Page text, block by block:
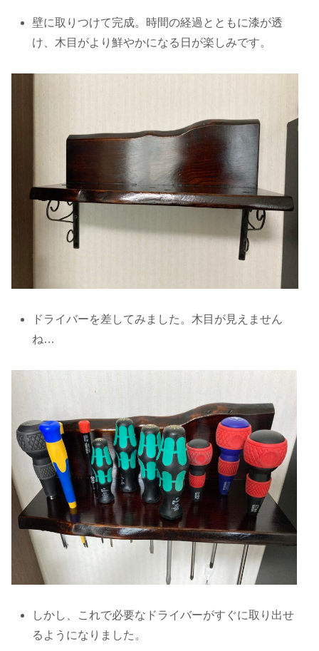
壁に取りつけて完成。時間の経過とともに漆が透
け、木目がより鮮やかになる日が楽しみです。
ドライバーを差してみました。木目が見えません
ね…
しかし、これで必要なドライバーがすぐに取り出せ
るようになりました。